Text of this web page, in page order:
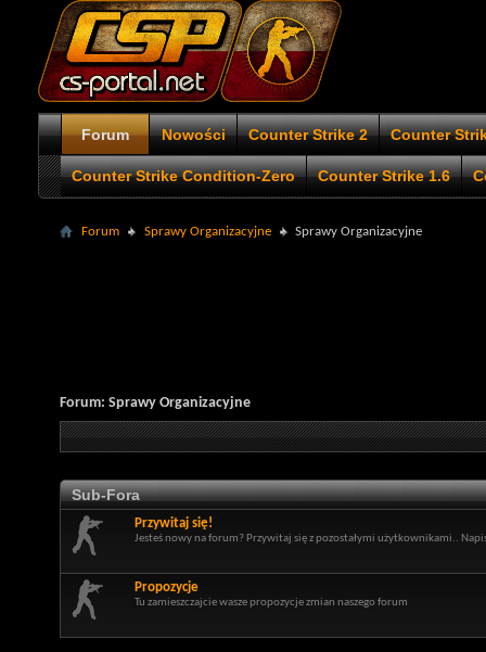
Forum Nowości Counter Strike 2 Counter
Counter Strike Condition-Zero Counter Strike 1.6
Forum Sprawy Organizacyjne Sprawy Organizacyjne
Forum: Sprawy Organizacyjne
Sub-Fora
Przywitaj się!
Jesteś nowy na forum? Przywitaj się z pozostałymi użytkownikami..
Propozycje
Tu zamieszczajcie wasze propozycje zmian naszego forum